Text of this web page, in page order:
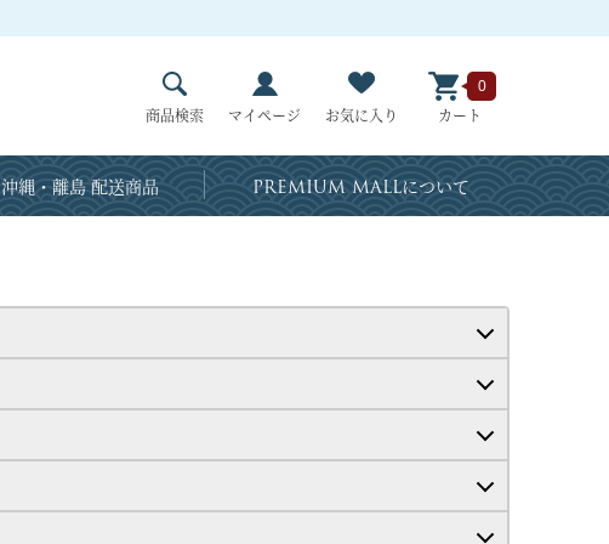
商品検索 マイページ お気に入り カート
0
沖縄・離島 配送商品 PREMIUM MALLについて